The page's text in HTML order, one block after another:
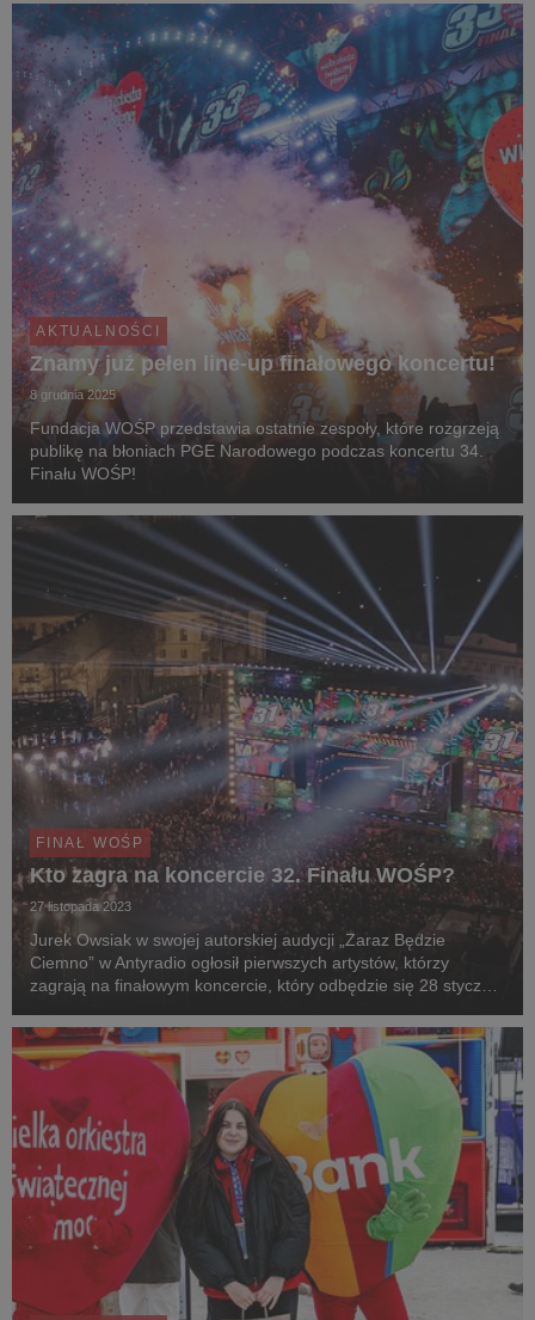
AKTUALNOŚCI
Znamy już pełen line-up finałowego koncertu!
8 grudnia 2025
Fundacja WOŚP przedstawia ostatnie zespoły, które rozgrzeją
publikę na błoniach PGE Narodowego podczas koncertu 34.
Finału WOŚP!
FINAŁ WOŚP
Kto zagra na koncercie 32. Finału WOŚP?
27 listopada 2023
Jurek Owsiak w swojej autorskiej audycji „Zaraz Będzie
Ciemno” w Antyradio ogłosił pierwszych artystów, którzy
zagrają na finałowym koncercie, który odbędzie się 28 stycznia